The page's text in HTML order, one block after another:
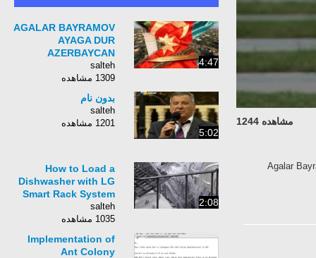
مشاهده 1244
Agalar
4:47
AGALAR BAYRAMOV
AYAGA DUR
AZERBAYCAN
salteh
1309 مشاهده
5:02
بدون نام
salteh
1201 مشاهده
2:08
How to Load a
Dishwasher with LG
Smart Rack System
salteh
1035 مشاهده
Implementation of
Ant Colony